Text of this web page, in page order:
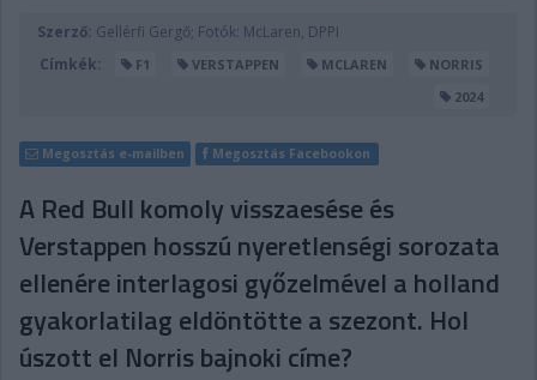
Szerző: Gellérfi Gergő; Fotók: McLaren, DPPI
Címkék:
F1 VERSTAPPEN MCLAREN
NORRIS
2024
Megosztás e-mailben Megosztás Facebookon
A Red Bull komoly visszaesése és
Verstappen hosszú nyeretlenségi sorozata
ellenére interlagosi győzelmével a holland
gyakorlatilag eldöntötte a szezont. Hol
úszott el Norris bajnoki címe?